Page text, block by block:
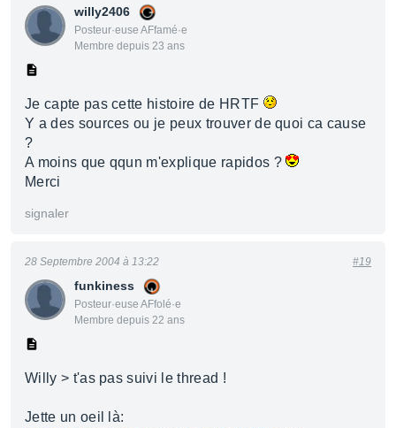
willy2406
Posteur·euse AFfamé·e
Membre depuis 23 ans
Je capte pas cette histoire de HRTF
Y a des sources ou je peux trouver de quoi ca cause
?
A moins que qqun m'explique rapidos ?
Merci
signaler
funkiness
Posteur·euse AFfolé·e
Membre depuis 22 ans
28 Septembre 2004 à 13:22 #19
Willy > t'as pas suivi le thread !
Jette un oeil là: